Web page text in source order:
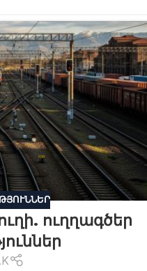
ուղղագծեր